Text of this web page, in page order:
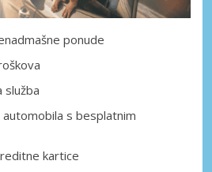
ponude
služba
automobila s besplatnim
kartice